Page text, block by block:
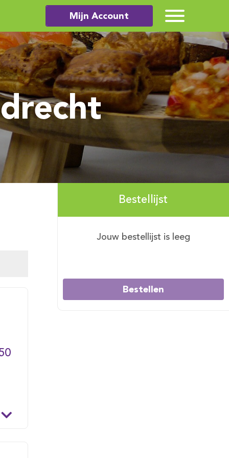
Mijn Account
Bestellijst
Jouw bestellijst is leeg
Bestellen